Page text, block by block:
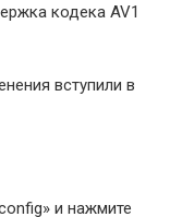
кодека AV1
вступили в
и нажмите